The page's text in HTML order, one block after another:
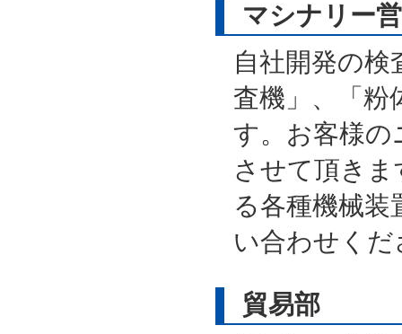
マシナリー
自社開発の検
査機」、「粉
す。お客様の
させて頂き
る各種機械
い合わせくだ
貿易部